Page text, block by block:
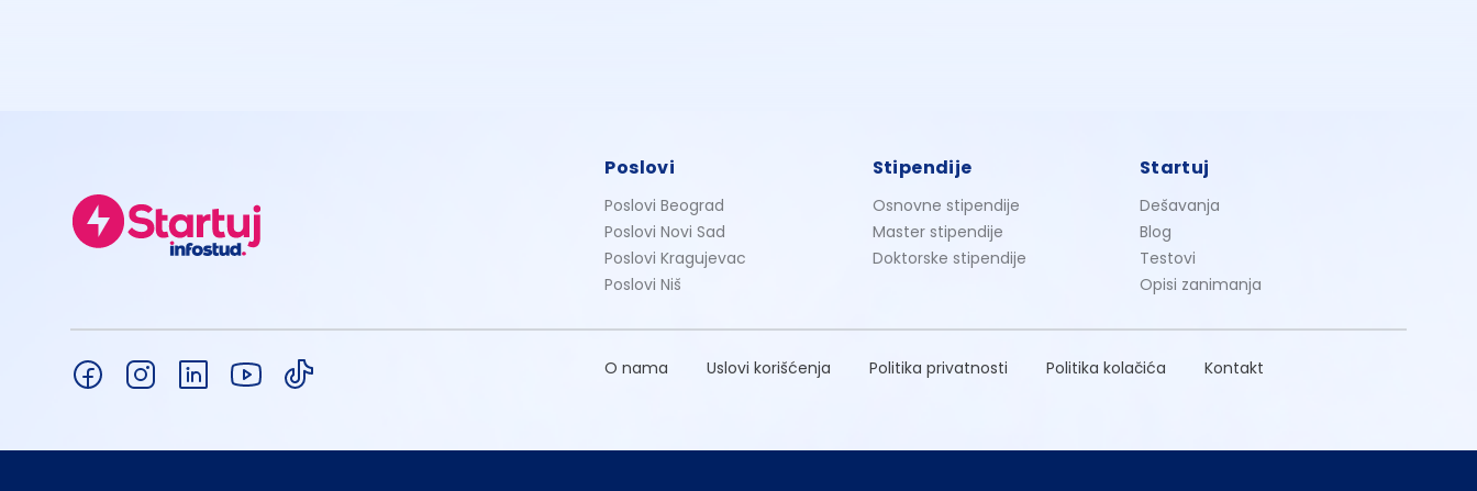
Poslovi
Poslovi Beograd
Poslovi Novi Sad
Poslovi Kragujevac
Poslovi Niš
Stipendije
Osnovne stipendije
Master stipendije
Doktorske stipendije
Startuj
Dešavanja
Blog
Testovi
Opisi zanimanja
O nama Uslovi korišćenja Politika privatnosti Politika kolačića Kontakt